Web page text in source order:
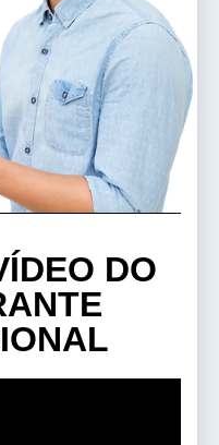
DO